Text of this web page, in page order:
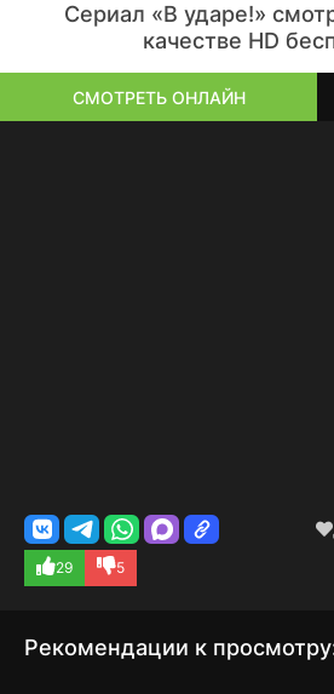
Сериал «В ударе!»
качестве HD
СМОТРЕТЬ ОНЛАЙН
29 5
Рекомендации к